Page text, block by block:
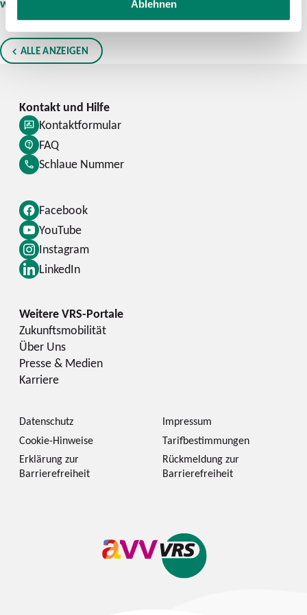
Ablehnen
ALLE ANZEIGEN
Facebook
YouTube
Instagram
LinkedIn
Kontaktformular
FAQ
Schlaue Nummer
Zukunftsmobilität
Über Uns
Presse & Medien
Karriere
Datenschutz
Impressum
Cookie-Hinweise
Tarifbestimmungen
Erklärung zur
Barrierefreiheit
Rückmeldung zur
Barrierefreiheit